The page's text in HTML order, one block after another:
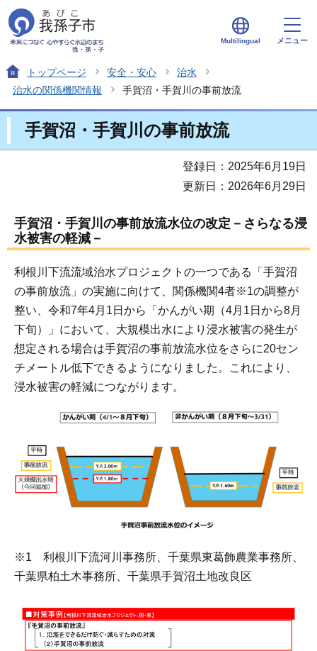
Multilingual メニュー
トップページ 安全・安心
治水
治水の関係機関情報
手賀沼・手賀川の事前放流
手賀沼・手賀川の事前放流
登録日：2025年6月19日
更新日：2026年6月29日
手賀沼・手賀川の事前放流水位の改定－さらなる浸
水被害の軽減－
利根川下流流域治水プロジェクトの一つである「手賀沼
の事前放流」の実施に向けて、関係機関4者※1の調整が
整い、令和7年4月1日から「かんがい期（4月1日から8月
下旬）」において、大規模出水により浸水被害の発生が
想定される場合は手賀沼の事前放流水位をさらに20セン
チメートル低下できるようになりました。これにより、
浸水被害の軽減につながります。
※1 利根川下流河川事務所、千葉県東葛飾農業事務所、
千葉県柏土木事務所、千葉県手賀沼土地改良区